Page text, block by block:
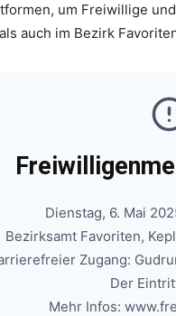
um Freiwillige
auch im Bezirk
Dienstag, 6. Mai
Bezirksamt Favoriten,
Zugang:
Der
Mehr Infos: